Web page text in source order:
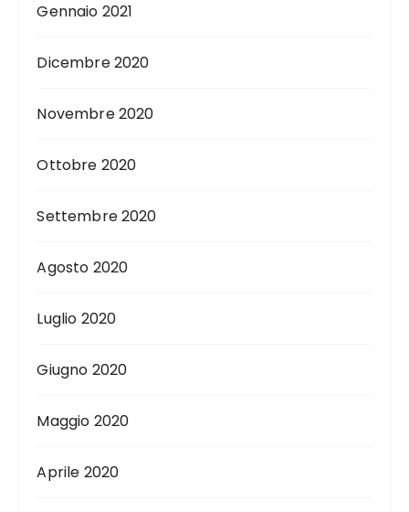
Gennaio 2021
Dicembre 2020
Novembre 2020
Ottobre 2020
Settembre 2020
Agosto 2020
Luglio 2020
Giugno 2020
Maggio 2020
Aprile 2020